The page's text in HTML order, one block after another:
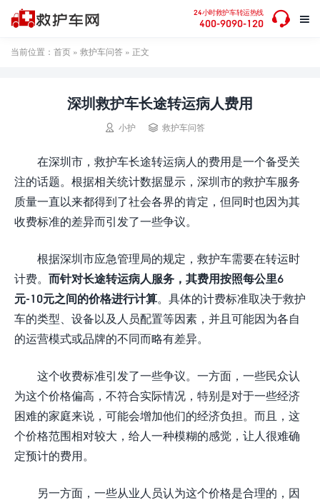

24小时救护车转运热线
400-9090-120 
当前位置： 首页 » 救护车问答 » 正文
深圳救护车长途转运病人费用
 小护  救护车问答
在深圳市，救护车长途转运病人的费用是一个备受关
注的话题。根据相关统计数据显示，深圳市的救护车服务
质量一直以来都得到了社会各界的肯定，但同时也因为其
收费标准的差异而引发了一些争议。
根据深圳市应急管理局的规定，救护车需要在转运时
计费。 而针对长途转运病人服务，其费用按照每公里6
元-10元之间的价格进行计算。具体的计费标准取决于救护
车的类型、设备以及人员配置等因素，并且可能因为各自
的运营模式或品牌的不同而略有差异。
这个收费标准引发了一些争议。一方面，一些民众认
为这个价格偏高，不符合实际情况，特别是对于一些经济
困难的家庭来说，可能会增加他们的经济负担。而且，这
个价格范围相对较大，给人一种模糊的感觉，让人很难确
定预计的费用。
另一方面，一些从业人员认为这个价格是合理的，因